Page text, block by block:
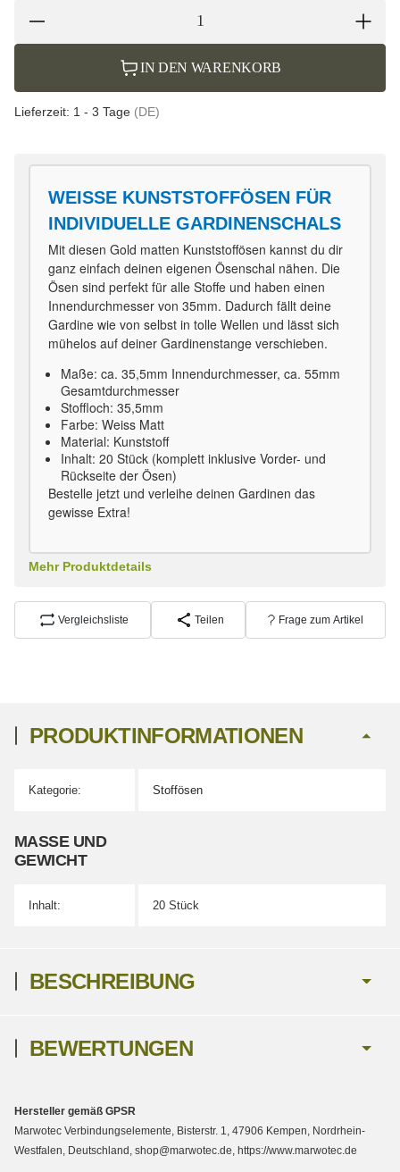
IN DEN WARENKORB
Lieferzeit: 1 - 3 Tage (DE)
WEISSE KUNSTSTOFFÖSEN FÜR
INDIVIDUELLE GARDINENSCHALS
Mit diesen Gold matten Kunststoffösen kannst du dir
ganz einfach deinen eigenen Ösenschal nähen. Die
Ösen sind perfekt für alle Stoffe und haben einen
Innendurchmesser von 35mm. Dadurch fällt deine
Gardine wie von selbst in tolle Wellen und lässt sich
mühelos auf deiner Gardinenstange verschieben.
Maße: ca. 35,5mm Innendurchmesser, ca. 55mm
Gesamtdurchmesser
Stoffloch: 35,5mm
Farbe: Weiss Matt
Material: Kunststoff
Inhalt: 20 Stück (komplett inklusive Vorder- und
Rückseite der Ösen)
Bestelle jetzt und verleihe deinen Gardinen das
gewisse Extra!
Mehr Produktdetails
Vergleichsliste Teilen Frage zum Artikel
PRODUKTINFORMATIONEN
Produkteigenschaft
Wert
Kategorie: Stoffösen
MASSE UND G
EWICHT
Inhalt: 20 Stück
BESCHREIBUNG
BEWERTUNGEN
Hersteller gemäß GPSR
Marwotec Verbindungselemente, Bisterstr. 1, 47906 Kempen, Nordrhein-
Westfalen, Deutschland, shop@marwotec.de, https://www.marwotec.de